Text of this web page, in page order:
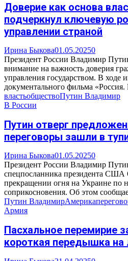
Доверие как основа
подчеркнул ключевую
управлении страной
Ирина Быкова01.05.20250
Президент России Владимир
внимание на важность доверия
управления государством. В ходе
документального фильма «Россия.
властьобществоПутин Владимир
В России
Путин отверг
переговоры зашли в
Ирина Быкова01.05.20250
Президент России Владимир
спецпосланника президента США
прекращении огня на Украине по
соприкосновения. Об этом
Путин ВладимирАмерика
Армия
Пасхальное перемирие
короткая передышка на